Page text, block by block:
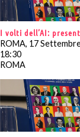
I volti dell’AI:
ROMA, 17
18:30
ROMA